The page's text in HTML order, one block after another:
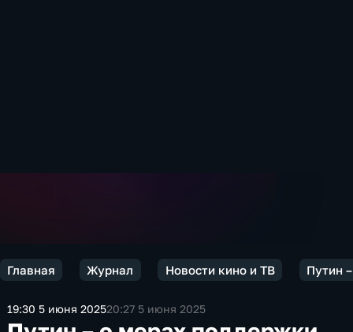
Главная Журнал Новости кино и ТВ Путин
19:30 5 июня 202520:27 5 июня 2025